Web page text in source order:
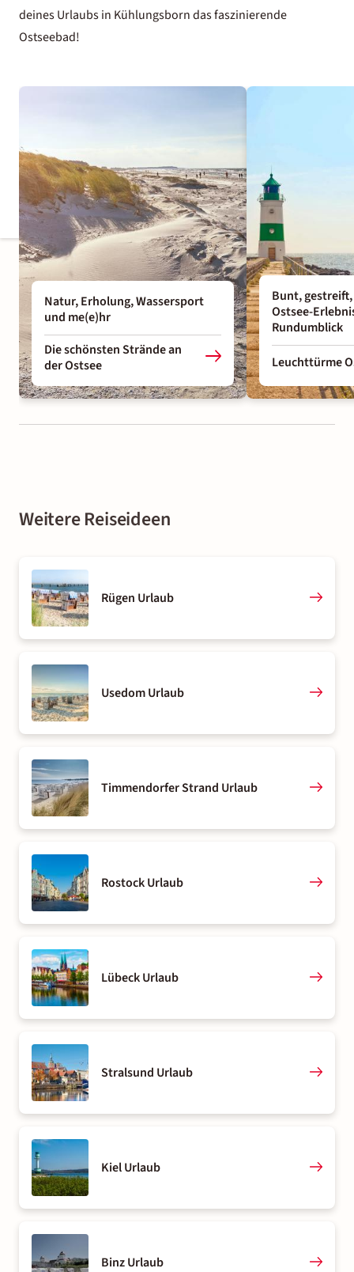
deines Urlaubs in Kühlungsborn das faszinierende
Ostseebad!
Natur, Erholung, Wassersport
und me(e)hr
Die schönsten Strände an
der Ostsee
Bunt,
Ostsee-
Rundumblick
Leuchttürme
Weitere Reiseideen
Rügen Urlaub
Usedom Urlaub
Timmendorfer Strand Urlaub
Rostock Urlaub
Lübeck Urlaub
Stralsund Urlaub
Kiel Urlaub
Binz Urlaub